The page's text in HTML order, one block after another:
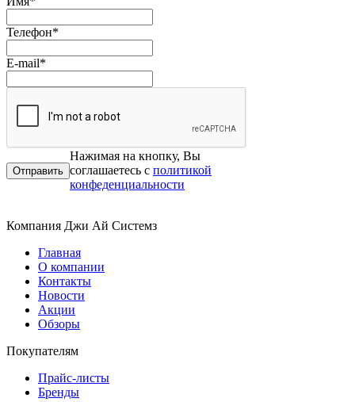
Телефон*
E-mail*
Нажимая на кнопку, Вы
соглашаетесь с политикой
конфеденциальности
Компания Джи Ай Системз
Главная
О компании
Контакты
Новости
Акции
Обзоры
Покупателям
Прайс-листы
Бренды